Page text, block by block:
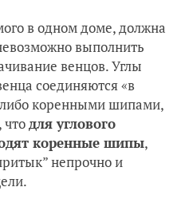
в одном доме, должна
выполнить
венцов. Углы
соединяются «в
коренными шипами,
для углового
коренные шипы,
непрочно и